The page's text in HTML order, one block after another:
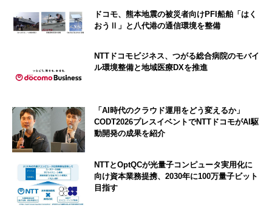
ドコモ、熊本地震の被災者向けPFI船舶「はく
おうⅡ」と八代港の通信環境を整備
NTTドコモビジネス、つがる総合病院のモバイ
ル環境整備と地域医療DXを推進
「AI時代のクラウド運用をどう変えるか」
CODT2026プレスイベントでNTTドコモがAI駆
動開発の成果を紹介
NTTとOptQCが光量子コンピュータ実用化に
向け資本業務提携、2030年に100万量子ビット
目指す